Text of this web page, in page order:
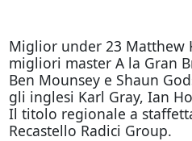
Miglior under 23 Matthew
migliori master A la Gran
Ben Mounsey e Shaun
gli inglesi Karl Gray, Ian
Il titolo regionale a
Recastello Radici Group.